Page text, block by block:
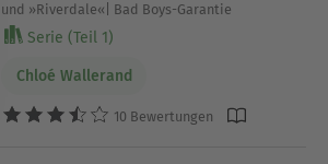
und »Riverdale«| Bad Boys-Garantie
Serie (Teil 1)
Chloé Wallerand
10 Bewertungen